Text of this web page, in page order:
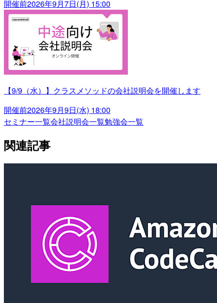
開催前2026年9月7日(月) 15:00
【9/9（水）】クラスメソッドの会社説明会を開催します
開催前2026年9月9日(水) 18:00
セミナー一覧会社説明会一覧勉強会一覧
関連記事